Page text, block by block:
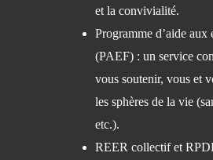
et la convivialité.
Programme d’aide
(PAEF) : un service
vous soutenir, vous et
les sphères de la vie
etc.).
REER collectif et